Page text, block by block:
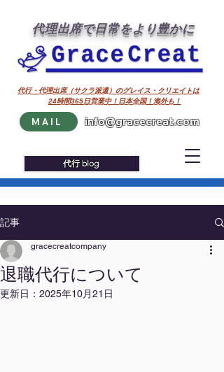
代理出席で日常をより豊かに
代行 blog
24時間365日営業中！日本全国！海外も！
代行・代理出席（サクラ派遣）のグレイス・クリエイトは
MAIL info@gracecreat.com
記事
退職代行について
gracecreatcompany
更新日： 2025年10月21日